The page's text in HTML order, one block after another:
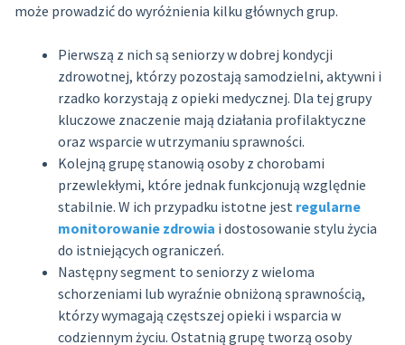
może prowadzić do wyróżnienia kilku głównych grup.
Pierwszą z nich są seniorzy w dobrej kondycji
zdrowotnej, którzy pozostają samodzielni, aktywni i
rzadko korzystają z opieki medycznej. Dla tej grupy
kluczowe znaczenie mają działania profilaktyczne
oraz wsparcie w utrzymaniu sprawności.
Kolejną grupę stanowią osoby z chorobami
przewlekłymi, które jednak funkcjonują względnie
stabilnie. W ich przypadku istotne jest regularne
monitorowanie zdrowia i dostosowanie stylu życia
do istniejących ograniczeń.
Następny segment to seniorzy z wieloma
schorzeniami lub wyraźnie obniżoną sprawnością,
którzy wymagają częstszej opieki i wsparcia w
codziennym życiu. Ostatnią grupę tworzą osoby